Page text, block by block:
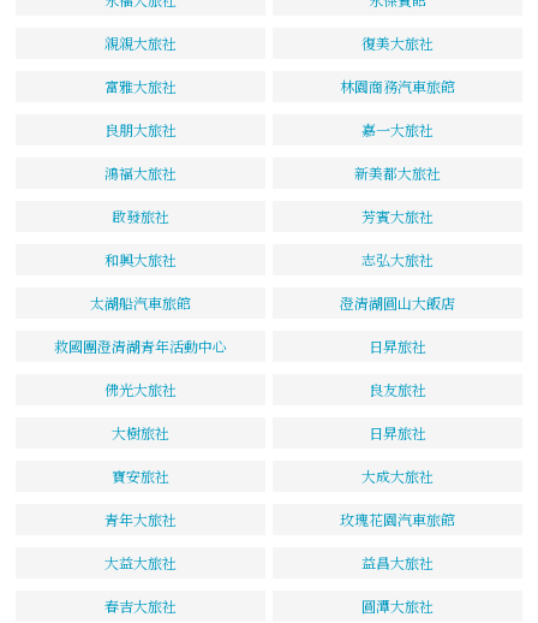
親親大旅社 復美大旅社
富雅大旅社 林園商務汽車旅館
良朋大旅社 嘉一大旅社
鴻福大旅社 新美都大旅社
啟發旅社 芳賓大旅社
和興大旅社 志弘大旅社
太湖船汽車旅館 澄清湖圓山大飯店
救國團澄清湖青年活動中心 日昇旅社
佛光大旅社 良友旅社
大樹旅社 日昇旅社
寶安旅社 大成大旅社
青年大旅社 玫瑰花園汽車旅館
大益大旅社 益昌大旅社
春吉大旅社 圓潭大旅社